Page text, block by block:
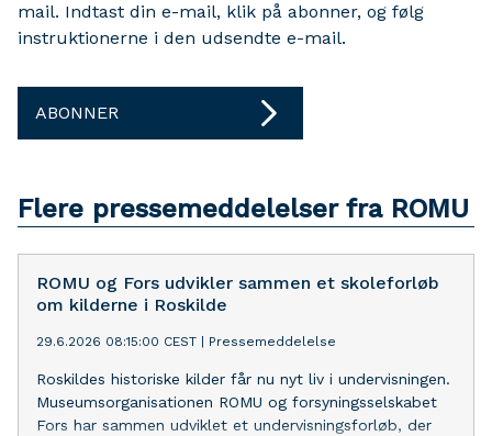
mail. Indtast din e-mail, klik på abonner, og følg
instruktionerne i den udsendte e-mail.
ABONNER
Flere pressemeddelelser fra ROMU
ROMU og Fors udvikler sammen et skoleforløb
om kilderne i Roskilde
29.6.2026 08:15:00 CEST Pressemeddelelse
Roskildes historiske kilder får nu nyt liv i undervisningen.
Museumsorganisationen ROMU og forsyningsselskabet
Fors har sammen udviklet et undervisningsforløb, der